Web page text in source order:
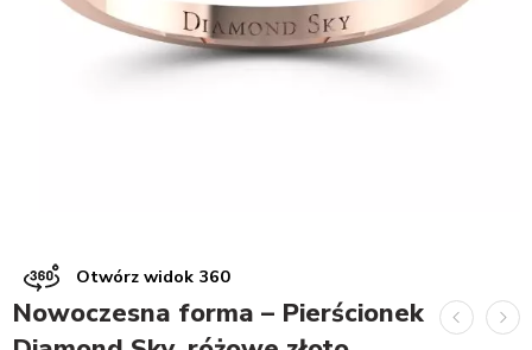
Otwórz widok 360
Nowoczesna forma – Pierścionek